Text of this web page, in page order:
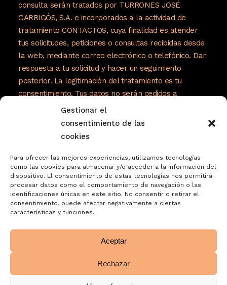
Gestionar el
consentimiento de las
cookies
Para ofrecer las mejores experiencias, utilizamos tecnologías
como las cookies para almacenar y/o acceder a la información del
dispositivo. El consentimiento de estas tecnologías nos permitirá
procesar datos como el comportamiento de navegación o las
identificaciones únicas en este sitio. No consentir o retirar el
consentimiento, puede afectar negativamente a ciertas
características y funciones.
Aceptar
Rechazar
consulta serán tratados por TURRONES JOSÉ
GARRIGÓS, S.A. e incorporados a la actividad de
tratamiento CONTACTOS, cuya finalidad es atender
tus solicitudes, peticiones o consultas recibidas desde
la web, mediante correo electrónico o telefónico. Dar
respuesta a tu solicitud y hacer un seguimiento
posterior. La legitimación del tratamiento es tu
consentimiento. Tus datos no serán cedidos a
terceros. Tienes derecho a acceder, rectificar y
suprimir tus datos, así como otros derechos como se
explica en nuestra política de privacidad:
jose-garrigos-sa